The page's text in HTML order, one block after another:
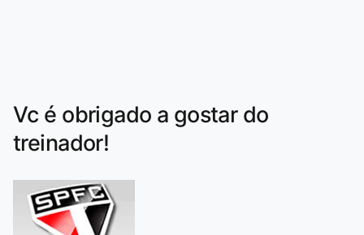
Vc é obrigado a gostar do
treinador!